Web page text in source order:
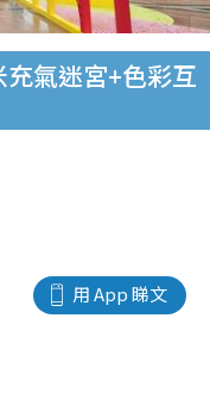
氣迷宮+色彩互
用 App 睇文